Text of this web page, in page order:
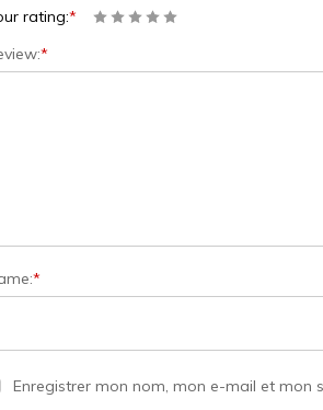
rating:*
*
*
Enregistrer mon nom, mon e-mail et mon